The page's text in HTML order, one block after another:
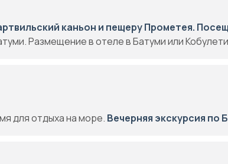
каньон и пещеру Прометея.
Размещение в отеле в Батуми или
для отдыха на море. Вечерняя экскурсия по